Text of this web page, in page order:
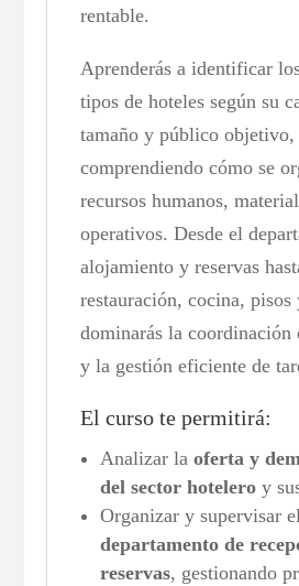
rentable.
Aprenderás a identificar
tipos de hoteles según su
tamaño y público objetivo,
comprendiendo cómo se
recursos humanos,
operativos. Desde el
alojamiento y reservas
restauración, cocina, pisos
dominarás la coordinación
y la gestión eficiente de
El curso te permitirá:
Analizar laoferta y
del sector hotelero y
Organizar y supervisar
departamento de
reservas, gestionando